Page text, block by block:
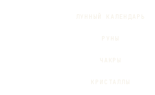
ЛУННЫЙ КАЛЕНДАРЬ
РУНЫ
ЧАКРЫ
КРИСТАЛЛЫ